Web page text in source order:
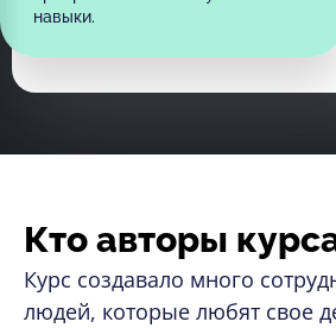
навыки.
Кто авторы
Курс создавало много
людей, которые любят свое